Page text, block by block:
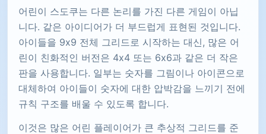
어린이 스도쿠는 다른 논리를 가진 다른 게임이 아닙
니다. 같은 아이디어가 더 부드럽게 표현된 것입니다.
아이들을 9x9 전체 그리드로 시작하는 대신, 많은 어
린이 친화적인 버전은 4x4 또는 6x6과 같은 더 작은
판을 사용합니다. 일부는 숫자를 그림이나 아이콘으로
대체하여 아이들이 숫자에 대한 압박감을 느끼기 전에
규칙 구조를 배울 수 있도록 합니다.
이것은 많은 어린 플레이어가 큰 추상적 그리드를 준